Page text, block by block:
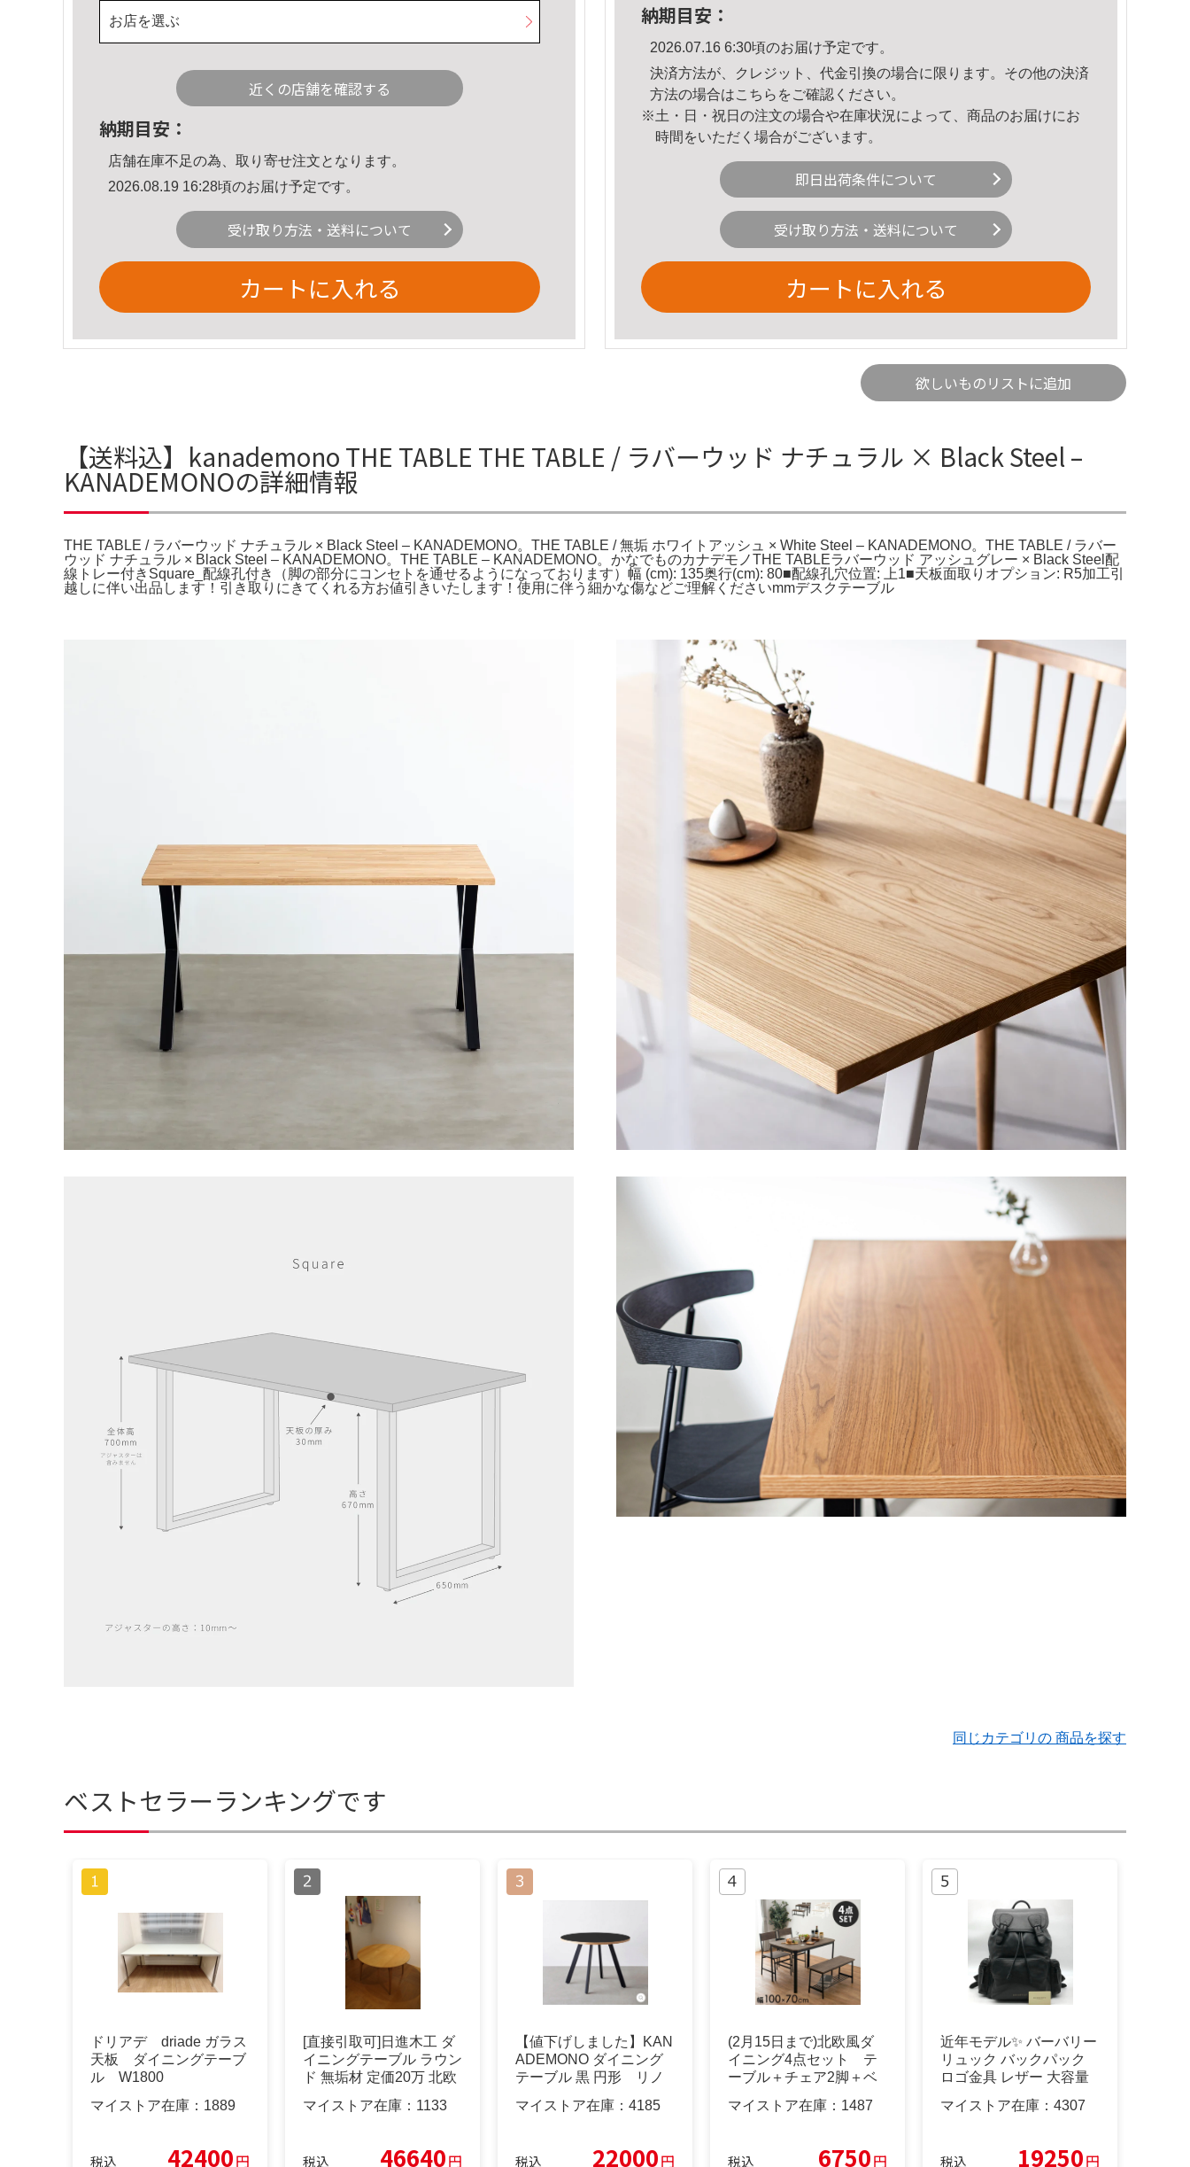
お店を選ぶ
近くの店舗を確認する
納期目安：
店舗在庫不足の為、取り寄せ注文となります。
2026.08.19 16:28頃のお届け予定です。
受け取り方法・送料について
カートに入れる
納期目安：
2026.07.16 6:30頃のお届け予定です。
決済方法が、クレジット、代金引換の場合に限ります。その他の決済
方法の場合はこちら をご確認ください。
※土・日・祝日の注文の場合や在庫状況によって、商品のお届けにお
時間をいただく場合がございます。
即日出荷条件について
受け取り方法・送料について
カートに入れる
欲しいものリストに追加
【送料込】kanademono THE TABLE THE TABLE / ラバーウッド ナチュラル × Black Steel –
KANADEMONOの詳細情報
THE TABLE / ラバーウッド ナチュラル × Black Steel – KANADEMONO。THE TABLE / 無垢 ホワイトアッシュ × White Steel – KANADEMONO。THE TABLE / ラバー
ウッド ナチュラル × Black Steel – KANADEMONO。THE TABLE – KANADEMONO。かなでものカナデモノTHE TABLEラバーウッド アッシュグレー × Black Steel配
線トレー付きSquare_配線孔付き（脚の部分にコンセトを通せるようになっております）幅 (cm): 135奥行(cm): 80■配線孔穴位置: 上1■天板面取りオプション: R5加工引
越しに伴い出品します！引き取りにきてくれる方お値引きいたします！使用に伴う細かな傷などご理解くださいmmデスクテーブル
同じカテゴリの 商品を探す
ベストセラーランキングです
ドリアデ driade ガラス
天板 ダイニングテーブ
ル W1800
マイストア在庫： 1889
税込 42400円
[直接引取可]日進木工 ダ
イニングテーブル ラウン
ド 無垢材 定価20万 北欧
マイストア在庫： 1133
税込 46640円
【値下げしました】KAN
ADEMONO ダイニング
テーブル 黒 円形 リノ
マイストア在庫： 4185
税込 22000円
(2月15日まで)北欧風ダ
イニング4点セット テ
ーブル＋チェア2脚＋ベ
マイストア在庫： 1487
税込 6750円
近年モデル✨ バーバリー
リュック バックパック
ロゴ金具 レザー 大容量
マイストア在庫： 4307
税込 19250円